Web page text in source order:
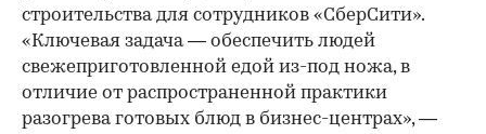
строительства для сотрудников «СберСити».
«Ключевая задача — обеспечить людей
свежеприготовленной едой из-под ножа, в
отличие от распространенной практики
разогрева готовых блюд в бизнес-центрах», —